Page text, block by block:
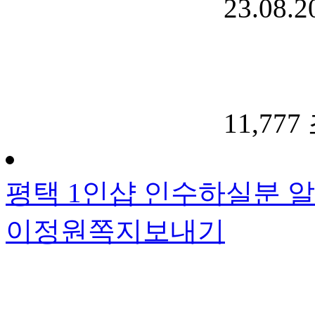
11,777
평택 1인샵 인수하실분
이정원쪽지보내기